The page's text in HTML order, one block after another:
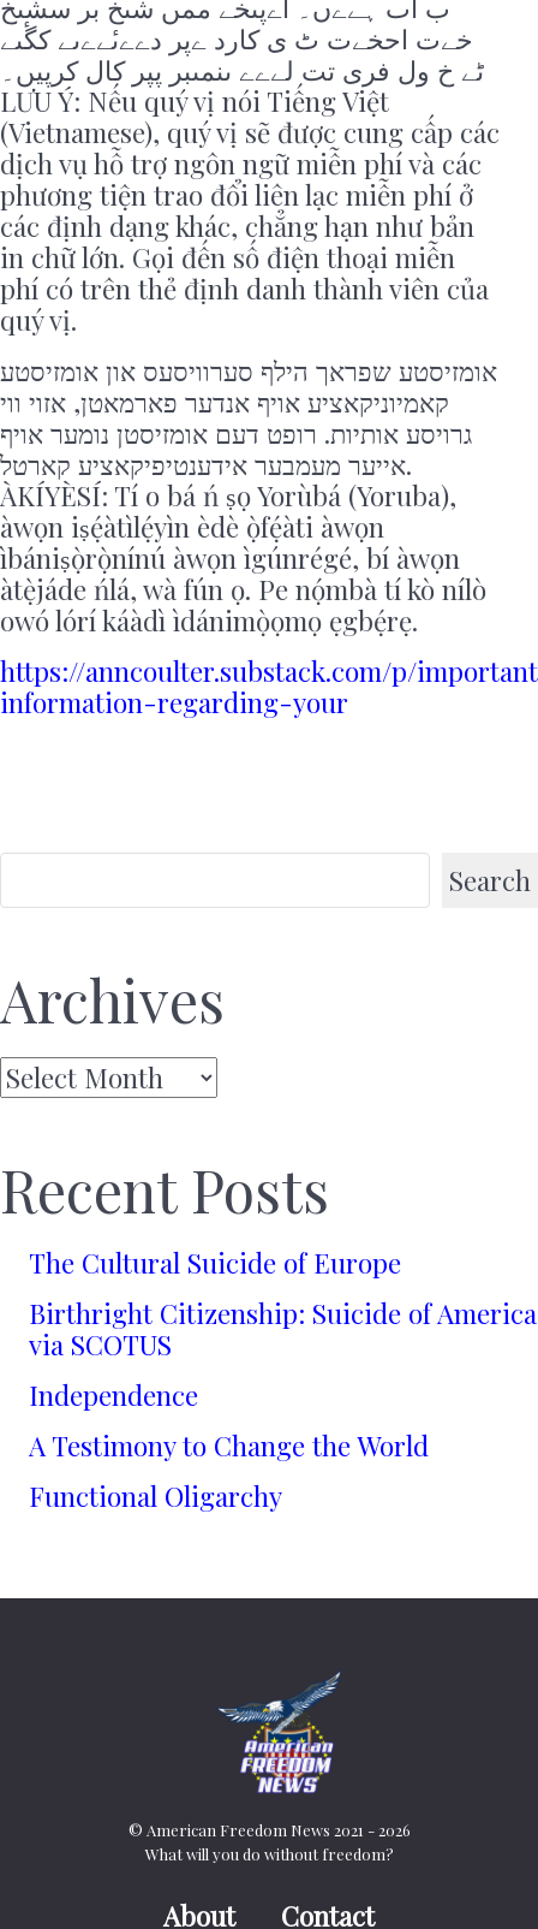
ب اٮ ہےےں۔ اےپںخے ممں شںخ بر سشںخ
خےت احخےت ٹ ی كارد ےپر دےےںٔےےںے كگٔںے
ٹے خ ول فرى تت لےےے ںنمںبر پپر كال كرپیں۔
LƯU Ý: Nếu quý vị nói Tiếng Việt
(Vietnamese), quý vị sẽ được cung cấp các
dịch vụ hỗ trợ ngôn ngữ miễn phí và các
phương tiện trao đổi liên lạc miễn phí ở
các định dạng khác, chẳng hạn như bản
in chữ lớn. Gọi đến số điện thoại miễn
phí có trên thẻ định danh thành viên của
quý vị.
אומזיסטע שפראך הילף סערוויסעס און אומזיסטע
קאמיוניקאציע אויף אנדער פארמאטן, אזוי ווי
גרויסע אותיות. רופט דעם אומזיסטן נומער אויף
אייער מעמבער אידענטיפיקאציע קארטל.
ÀKÍYÈSÍ: Tí o bá ń ṣọ Yorùbá (Yoruba),
àwọn iṣẹ́àtìlẹ́yìn èdè ọ̀fẹ́àti àwọn
ìbániṣọ̀rọ̀nínú àwọn ìgúnrégé, bí àwọn
àtẹ̀jáde ńlá, wà fún ọ. Pe nọ́mbà tí kò nílò
owó lórí káàdì ìdánimọ̀ọmọ ẹgbẹ́rẹ.
https://anncoulter.substack.com/p/
information-regarding-your
Search
Archives
Archives
Recent Posts
The Cultural Suicide of Europe
Birthright Citizenship: Suicide of America
via SCOTUS
Independence
A Testimony to Change the World
Functional Oligarchy
© American Freedom News 2021 - 2026
What will you do without freedom?
About Contact